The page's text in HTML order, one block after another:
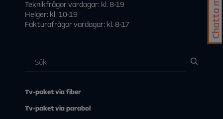
Teknikfrågor vardagar: kl. 8-19
Helger: kl. 10-19
Fakturafrågor vardagar: kl. 8-17
Tv-paket via fiber
Tv-paket via parabol